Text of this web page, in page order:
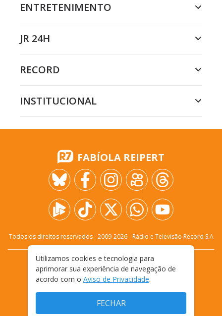
ENTRETENIMENTO
JR 24H
RECORD
INSTITUCIONAL
FABÍOLA REIPERT
Todos os direitos reservados - 2009-2026- Rádio e Televisão Record S.A
FALE CONOSCO
PRIVACIDADE
TERMOS E CONDIÇÕES DE USO
Utilizamos cookies e tecnologia para
aprimorar sua experiência de navegação de
acordo com o Aviso de Privacidade.
FECHAR